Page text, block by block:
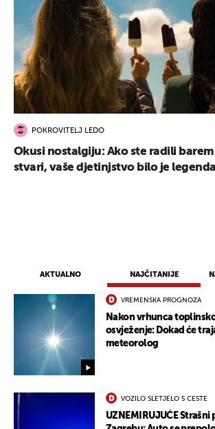
AKTUALNO NAJČITANIJE
VREMENSKA PROGNOZA
Nakon vrhunca
osvježenje: Dokad će
meteorolog
VOZILO SLETJELO S CESTE
UZNEMIRUJUĆE Strašni
POKROVITELJ LEDO
Okusi nostalgiju: Ako ste radili
stvari, vaše djetinjstvo bilo je